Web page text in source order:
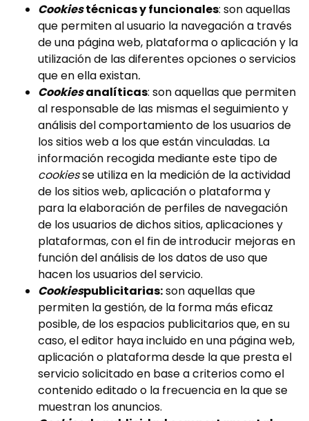
Cookiestécnicas y funcionales: son aquellas
que permiten al usuario la navegación a través
de una página web, plataforma o aplicación y la
utilización de las diferentes opciones o servicios
que en ella existan.
Cookiesanalíticas: son aquellas que permiten
al responsable de las mismas el seguimiento y
análisis del comportamiento de los usuarios de
los sitios web a los que están vinculadas. La
información recogida mediante este tipo de
cookiesse utiliza en la medición de la actividad
de los sitios web, aplicación o plataforma y
para la elaboración de perfiles de navegación
de los usuarios de dichos sitios, aplicaciones y
plataformas, con el fin de introducir mejoras en
función del análisis de los datos de uso que
hacen los usuarios del servicio.
Cookiespublicitarias:son aquellas que
permiten la gestión, de la forma más eficaz
posible, de los espacios publicitarios que, en su
caso, el editor haya incluido en una página web,
aplicación o plataforma desde la que presta el
servicio solicitado en base a criterios como el
contenido editado o la frecuencia en la que se
muestran los anuncios.